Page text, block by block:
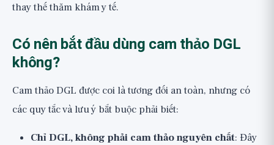
thay thế thăm khám y tế.
Có nên bắt đầu dùng cam thảo DGL
không?
Cam thảo DGL được coi là tương đối an toàn, nhưng có
các quy tắc và lưu ý bắt buộc phải biết:
Chỉ DGL, không phải cam thảo nguyên chất: Đây